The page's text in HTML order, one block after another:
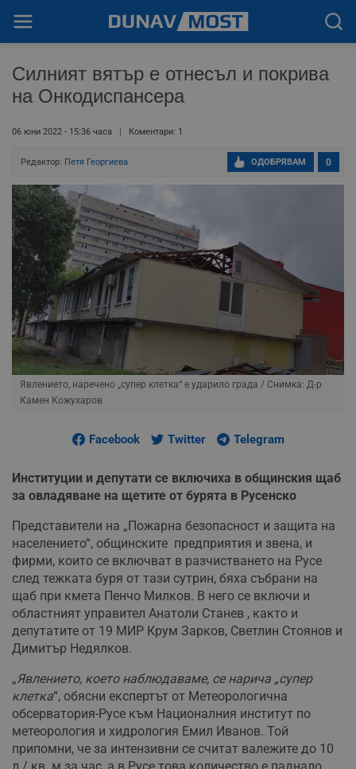
Силният вятър е отнесъл и покрива
на Онкодиспансера
06 юни 2022 - 15:36 часа Коментари: 1
Редактор: Петя Георгиева 0
ОДОБРЯВАМ
Явлението, наречено „супер клетка“ е ударило града / Снимка: Д-р
Камен Кожухаров
Facebook Twitter Telegram
Институции и депутати се включиха в общинския щаб
за овладяване на щетите от бурята в Русенско
Представители на „Пожарна безопасност и защита на
населението“, общинските предприятия и звена, и
фирми, които се включват в разчистването на Русе
след тежката буря от тази сутрин, бяха събрани на
щаб при кмета Пенчо Милков. В него се включи и
областният управител Анатоли Станев , както и
депутатите от 19 МИР Крум Зарков, Светлин Стоянов и
Димитър Недялков.
„Явлението, което наблюдаваме, се нарича „супер
клетка“, обясни експертът от Метеорологична
обсерватория-Русе към Националния институт по
метеорология и хидрология Емил Иванов. Той
припомни, че за интензивни се считат валежите до 10